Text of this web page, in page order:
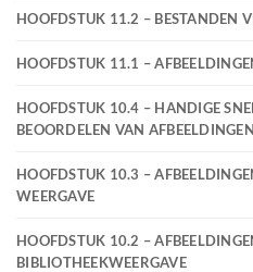
HOOFDSTUK 11.2 – BESTANDEN
HOOFDSTUK 11.1 –
HOOFDSTUK 10.4 – HANDIGE
BEOORDELEN VAN AFBEELDINGEN
HOOFDSTUK 10.3 –
WEERGAVE
HOOFDSTUK 10.2 –
BIBLIOTHEEKWEERGAVE